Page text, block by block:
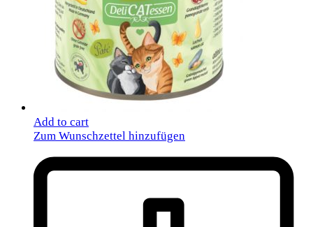
Add to cart
Zum Wunschzettel hinzufügen